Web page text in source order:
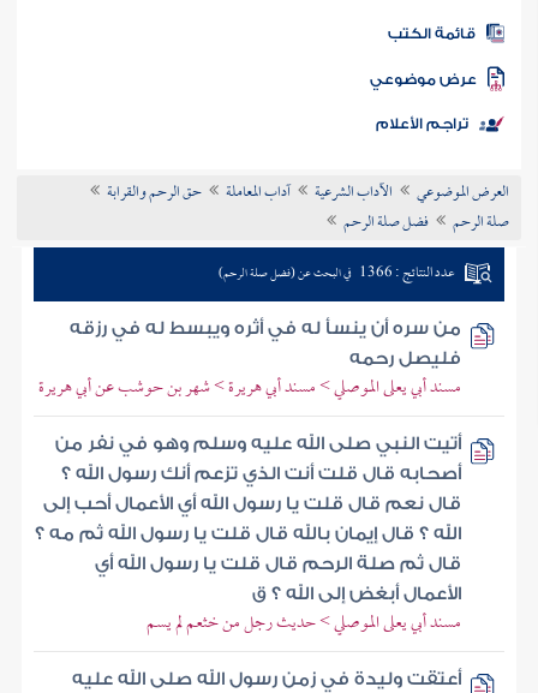
المكتبة
الكتب
موضوعي
تراجم الأعلام
العرض الموضوعي الآداب الشرعية آداب المعاملة
حق الرحم والقرابة
صلة الرحم
فضل صلة الرحم
عدد النتائج : 1366 في البحث عن (فضل صلة الرحم)
من سره أن ينسأ له في أثره ويبسط له في رزقه
فليصل رحمه
مسند أبي يعلى الموصلي > مسند أبي هريرة > شهر بن حوشب عن أبي هريرة
أتيت النبي صلى الله عليه وسلم وهو في نفر من
أصحابه قال قلت أنت الذي تزعم أنك رسول الله ؟
قال نعم قال قلت يا رسول الله أي الأعمال أحب إلى
الله ؟ قال إيمان بالله قال قلت يا رسول الله ثم مه ؟
قال ثم صلة الرحم قال قلت يا رسول الله أي
الأعمال أبغض إلى الله ؟ ق
مسند أبي يعلى الموصلي > حديث رجل من خثعم لم يسم
أعتقت وليدة في زمن رسول الله صلى الله عليه